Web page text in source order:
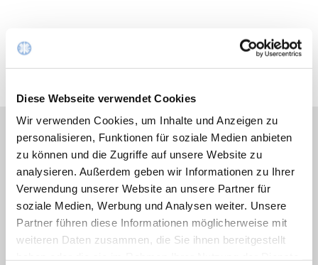
Diese Webseite verwendet Cookies
Wir verwenden Cookies, um Inhalte und Anzeigen zu
personalisieren, Funktionen für soziale Medien anbieten
zu können und die Zugriffe auf unsere Website zu
analysieren. Außerdem geben wir Informationen zu Ihrer
Verwendung unserer Website an unsere Partner für
soziale Medien, Werbung und Analysen weiter. Unsere
Partner führen diese Informationen möglicherweise mit
weiteren Daten zusammen, die Sie ihnen bereitgestellt
Uroonkologisches Zentrum
Unser Team